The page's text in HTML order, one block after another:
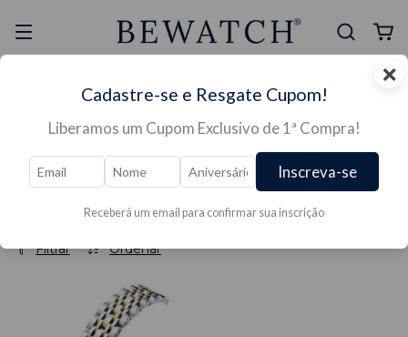
Mais Segura Lojas Físicas
PULSEIRAS / Pulseira de Relógio tamanho 18mm
Pulseira de Relógio tamanho
18mm
Ordenar
Filtrar
×
Cadastre-se e Resgate Cupom!
Liberamos um Cupom Exclusivo de 1ª Compra!
Inscreva-se
Receberá um email para confirmar sua inscrição